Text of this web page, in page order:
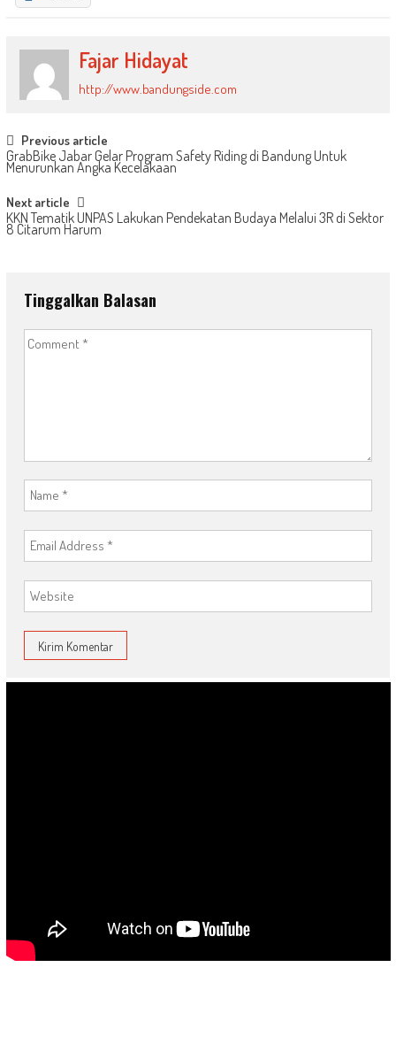
Fajar Hidayat
http://www.bandungside.com
Post
navigation
Previous article
GrabBike Jabar Gelar Program Safety Riding di Bandung Untuk
Menurunkan Angka Kecelakaan
Next article
KKN Tematik UNPAS Lakukan Pendekatan Budaya Melalui 3R di Sektor
8 Citarum Harum
Tinggalkan Balasan